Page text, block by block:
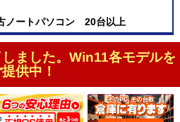
ートパソコン 20台以上
ました。Win11各モデルを
供中！